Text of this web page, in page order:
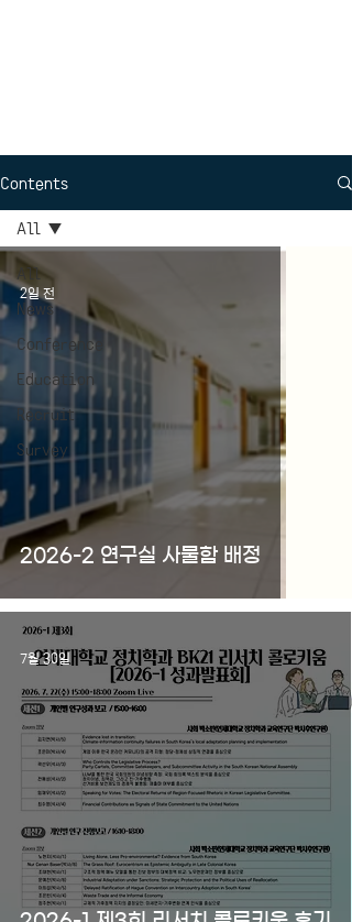
Contents
All
News
Conference
Education
Recruit
Survey
All
2026-2 연구실 사물함 배정
2일 전
7월 30일